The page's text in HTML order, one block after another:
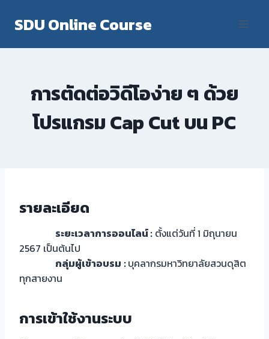
SDU Online Course
การตัดต่อวิดีโอง่าย ๆ ด้วย
โปรแกรม Cap Cut บน PC
รายละเอียด
ระยะเวลาการออนไลน์ : ตั้งแต่วันที่ 1 มิถุนายน
2567 เป็นต้นไป
กลุ่มผู้เข้าอบรม :บุคลากรมหาวิทยาลัยสวนดุสิต
ทุกสายงาน
การเข้าใช้งานระบบ